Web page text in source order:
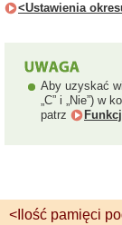
<Ustawienia
Aby uzyskać
„C” i „Nie”) w
patrz
<Ilość pamięci